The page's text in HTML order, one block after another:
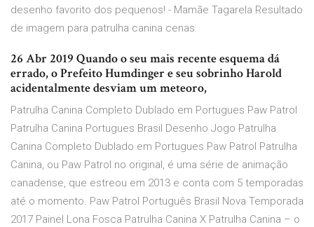
desenho favorito dos pequenos! - Mamãe Tagarela Resultado
de imagem para patrulha canina cenas
26 Abr 2019 Quando o seu mais recente esquema dá
errado, o Prefeito Humdinger e seu sobrinho Harold
acidentalmente desviam um meteoro,
Patrulha Canina Completo Dublado em Portugues Paw Patrol
Patrulha Canina Portugues Brasil Desenho Jogo Patrulha
Canina Completo Dublado em Portugues Paw Patrol Patrulha
Canina, ou Paw Patrol no original, é uma série de animação
canadense, que estreou em 2013 e conta com 5 temporadas
até o momento. Paw Patrol Português Brasil Nova Temporada
2017 Painel Lona Fosca Patrulha Canina X Patrulha Canina – o